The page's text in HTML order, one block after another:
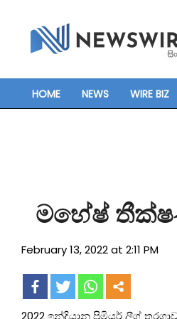
content
Primary
HOME NEWS WIRE BIZ
මහේෂ්
February 13, 2022 at 2:11 PM
2022 ඉන්දියානු ප්‍රිමියර් ලීග්